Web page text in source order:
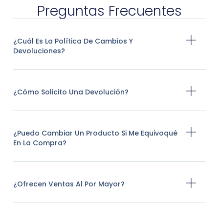
Preguntas Frecuentes
¿Cuál Es La Política De Cambios Y
Devoluciones?
¿Cómo Solicito Una Devolución?
¿Puedo Cambiar Un Producto Si Me Equivoqué
En La Compra?
¿Ofrecen Ventas Al Por Mayor?